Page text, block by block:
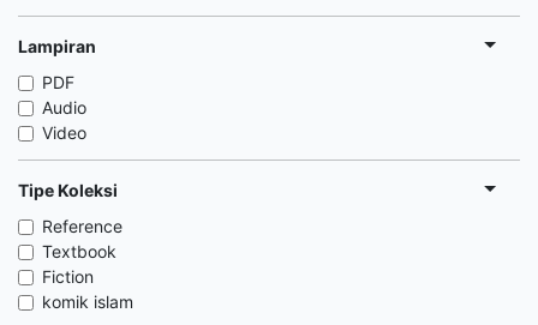
Lampiran
PDF
Audio
Video
Tipe Koleksi
Reference
Textbook
Fiction
komik islam